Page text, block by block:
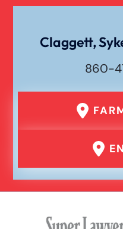
Claggett,
860-